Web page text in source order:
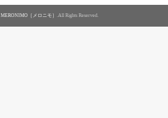
MERONIMO［メロニモ］ .All Rights Reserved.